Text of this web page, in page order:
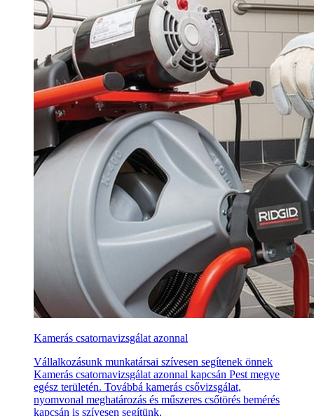
Kamerás csatornavizsgálat azonnal
Vállalkozásunk munkatársai szívesen segítenek önnek
Kamerás csatornavizsgálat azonnal kapcsán Pest megye
egész területén. Továbbá kamerás csővizsgálat,
nyomvonal meghatározás és műszeres csőtörés bemérés
kapcsán is szívesen segítünk.